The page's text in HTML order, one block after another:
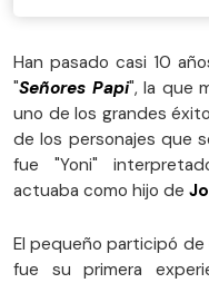
Han pasado casi 10
"Señores Papi", la que
uno de los grandes
de los personajes que
fue "Yoni"
actuaba como hijo de
El pequeño participó
fue su primera